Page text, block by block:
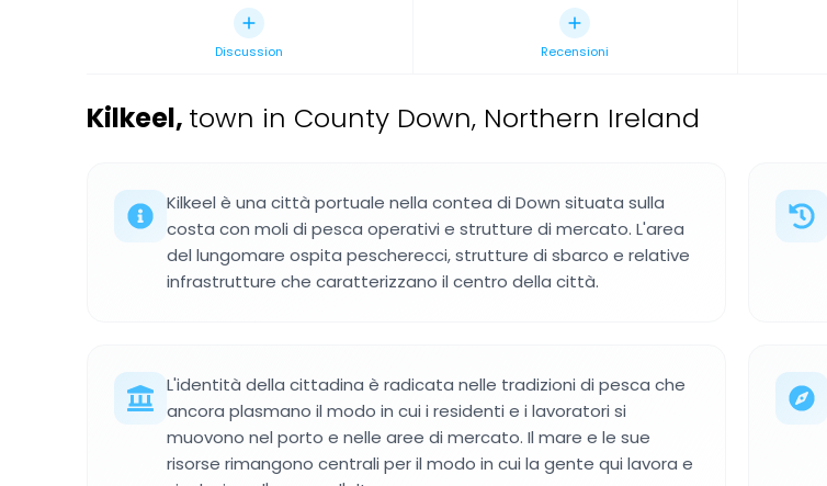
Discussion Recensioni
Kilkeel, town in County Down, Northern Ireland
Kilkeel è una città portuale nella contea di Down situata sulla
costa con moli di pesca operativi e strutture di mercato. L'area
del lungomare ospita pescherecci, strutture di sbarco e relative
infrastrutture che caratterizzano il centro della città.
L'identità della cittadina è radicata nelle tradizioni di pesca che
ancora plasmano il modo in cui i residenti e i lavoratori si
muovono nel porto e nelle aree di mercato. Il mare e le sue
risorse rimangono centrali per il modo in cui la gente qui lavora e